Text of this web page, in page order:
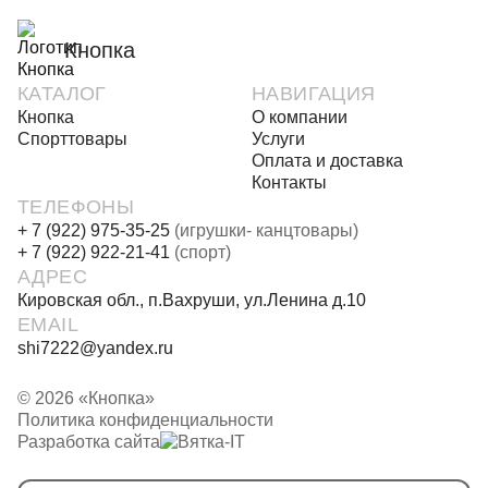
Кнопка
КАТАЛОГ
Кнопка
Спорттовары
НАВИГАЦИЯ
О компании
Услуги
Оплата и доставка
Контакты
ТЕЛЕФОНЫ
+ 7 (922) 975-35-25 (игрушки- канцтовары)
+ 7 (922) 922-21-41 (спорт)
АДРЕС
Кировская обл., п.Вахруши, ул.Ленина д.10
EMAIL
shi7222@yandex.ru
© 2026 «Кнопка»
Политика конфиденциальности
Разработка сайта